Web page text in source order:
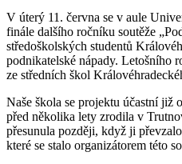
V úterý 11. června se v aule
finále dalšího ročníku soutěže
středoškolských studentů
podnikatelské nápady. Letošního
ze středních škol
Naše škola se projektu účastní již
před několika lety zrodila v
přesunula později, když ji
které se stalo organizátorem této